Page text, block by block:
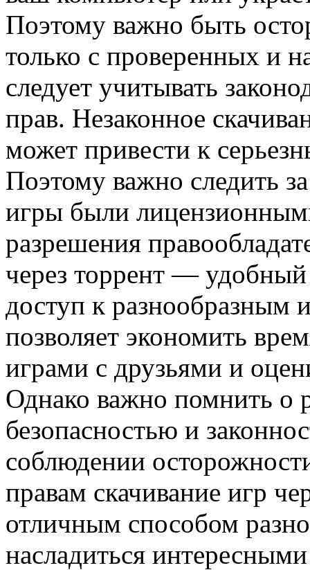
Поэтому важно быть
только с проверенных и
следует учитывать
прав. Незаконное
может привести к
Поэтому важно следить
игры были
разрешения
через торрент —
доступ к разнообразным
позволяет экономить
играми с друзьями и
Однако важно помнить о
безопасностью и
соблюдении
правам скачивание игр
отличным способом
насладиться